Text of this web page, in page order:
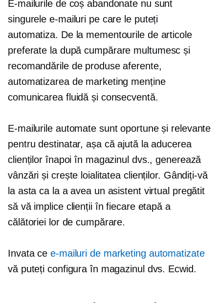
E-mailurile de coș abandonate nu sunt
singurele e-mailuri pe care le puteți
automatiza. De la mementourile de articole
preferate la după cumpărare multumesc și
recomandările de produse aferente,
automatizarea de marketing menține
comunicarea fluidă și consecventă.
E-mailurile automate sunt oportune și relevante
pentru destinatar, așa că ajută la aducerea
clienților înapoi în magazinul dvs., generează
vânzări și crește loialitatea clienților. Gândiți-vă
la asta ca la a avea un asistent virtual pregătit
să vă implice clienții în fiecare etapă a
călătoriei lor de cumpărare.
Invata cee-mailuri de marketing automatizate
vă puteți configura în magazinul dvs. Ecwid.